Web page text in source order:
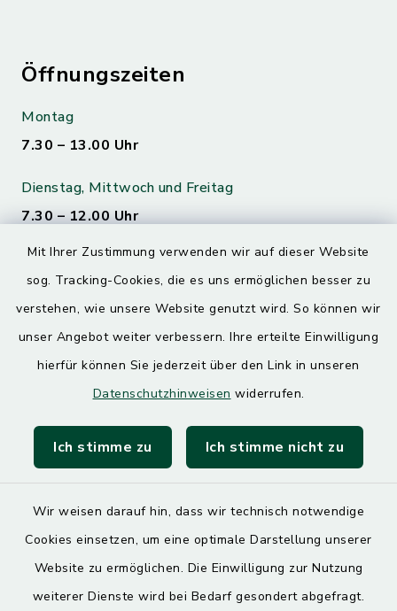
Mit Ihrer Zustimmung verwenden wir auf dieser Website
sog. Tracking-Cookies, die es uns ermöglichen besser zu
verstehen, wie unsere Website genutzt wird. So können wir
unser Angebot weiter verbessern. Ihre erteilte Einwilligung
hierfür können Sie jederzeit über den Link in unseren
Datenschutzhinweisen widerrufen.
Ich stimme zu Ich stimme nicht zu
Wir weisen darauf hin, dass wir technisch notwendige
Cookies einsetzen, um eine optimale Darstellung unserer
Website zu ermöglichen. Die Einwilligung zur Nutzung
weiterer Dienste wird bei Bedarf gesondert abgefragt.
Öffnungszeiten
Montag
7.30 – 13.00 Uhr
Dienstag, Mittwoch und Freitag
7.30 – 12.00 Uhr
Donnerstag
7.30 – 12.00 Uhr
13.00 – 17.30 Uhr
Quicklinks
SoNNe e. V.